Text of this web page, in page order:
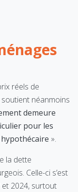
réels de
soutient néanmoins
demeure
pour les
».
la dette
Celle-ci s’est
2024, surtout